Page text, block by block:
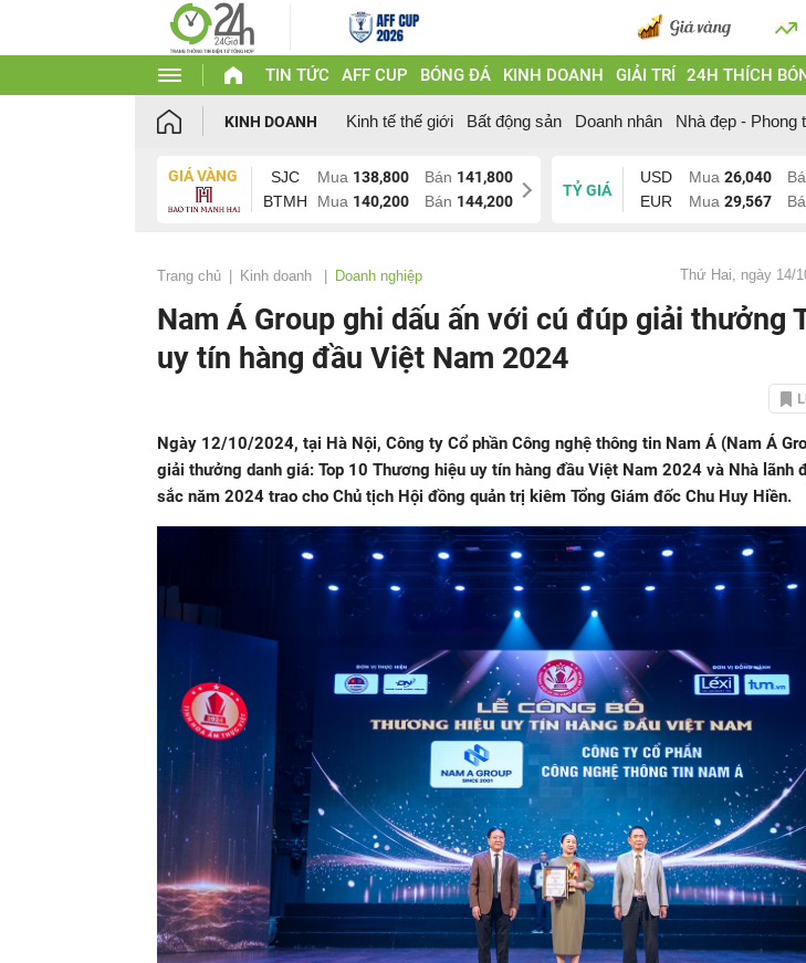
TIN TỨC AFF CUP BÓNG ĐÁ KINH DOANH GIẢI TRÍ 24H THÍCH
KINH DOANH Kinh tế thế giới Bất động sản Doanh nhân Nhà đẹp - Phong
GIÁ VÀNG SJC Mua 138,800 Bán 141,800
BTMH
Mua 140,200 Bán 144,200
TỶ GIÁ
USD Mua 26,040
EUR
Mua 29,567
Trang chủ Kinh doanh Doanh nghiệp Thứ Hai, ngày 14/
Nam Á Group ghi dấu ấn với cú đúp giải thưởng
uy tín hàng đầu Việt Nam 2024
Ngày 12/10/2024, tại Hà Nội, Công ty Cổ phần Công nghệ thông tin Nam Á (Nam Á
giải thưởng danh giá: Top 10 Thương hiệu uy tín hàng đầu Việt Nam 2024 và Nhà lãnh
sắc năm 2024 trao cho Chủ tịch Hội đồng quản trị kiêm Tổng Giám đốc Chu Huy Hiền.